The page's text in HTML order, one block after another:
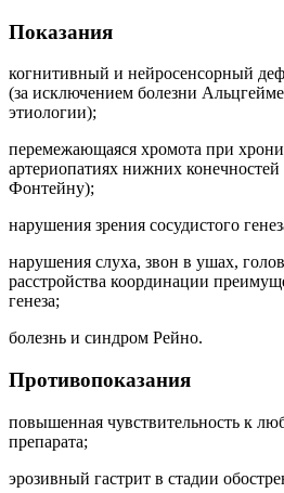
Показания
когнитивный и нейросенсорный
(за исключением болезни
этиологии);
перемежающаяся хромота при
артериопатиях нижних
Фонтейну);
нарушения зрения сосудистого
нарушения слуха, звон в ушах,
расстройства координации
генеза;
болезнь и синдром Рейно.
Противопоказания
повышенная чувствительность к
препарата;
эрозивный гастрит в стадии